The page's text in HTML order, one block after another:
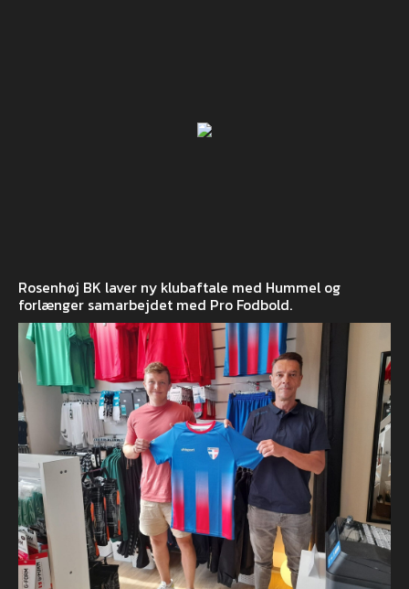
Rosenhøj BK laver ny klubaftale med Hummel og
forlænger samarbejdet med Pro Fodbold.